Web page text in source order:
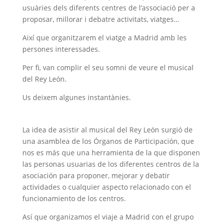
usuàries dels diferents centres de l’associació per a
proposar, millorar i debatre activitats, viatges…
Així que organitzarem el viatge a Madrid amb les
persones interessades.
Per fi, van complir el seu somni de veure el musical
del Rey León.
Us deixem algunes instantànies.
La idea de asistir al musical del Rey León surgió de
una asamblea de los Órganos de Participación, que
nos es más que una herramienta de la que disponen
las personas usuarias de los diferentes centros de la
asociación para proponer, mejorar y debatir
actividades o cualquier aspecto relacionado con el
funcionamiento de los centros.
Así que organizamos el viaje a Madrid con el grupo